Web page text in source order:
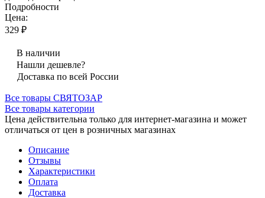
Подробности
Цена:
329 ₽
В наличии
Нашли дешевле?
Доставка по всей России
Все товары СВЯТОЗАР
Все товары категории
Цена действительна только для интернет-магазина и может
отличаться от цен в розничных магазинах
Описание
Отзывы
Характеристики
Оплата
Доставка